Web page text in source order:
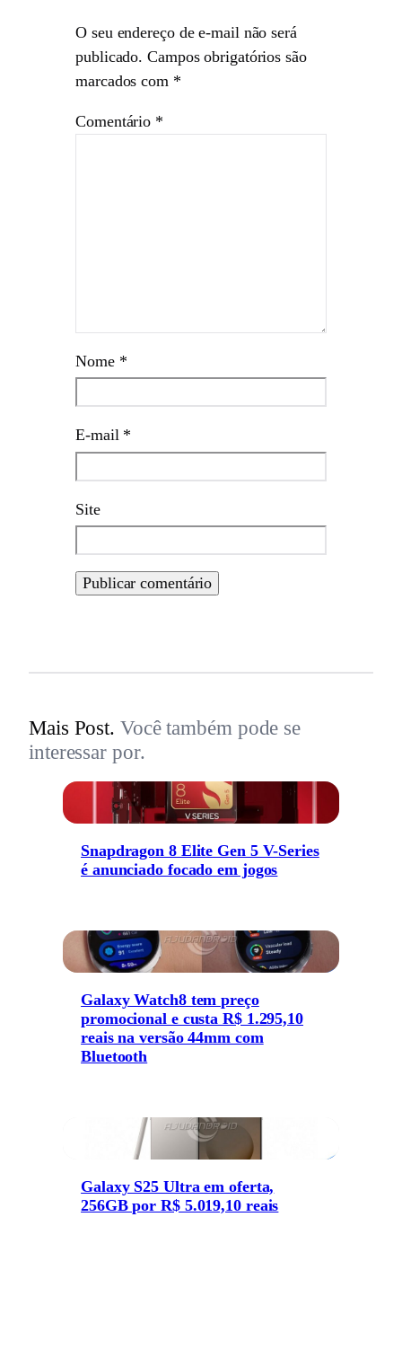
O seu endereço de e-mail não será
publicado. Campos obrigatórios são
marcados com *
Comentário *
Nome *
E-mail *
Site
Mais Post. Você também pode se
interessar por.
Snapdragon 8 Elite Gen 5 V-Series
é anunciado focado em jogos
Galaxy Watch8 tem preço
promocional e custa R$ 1.295,10
reais na versão 44mm com
Bluetooth
Galaxy S25 Ultra em oferta,
256GB por R$ 5.019,10 reais